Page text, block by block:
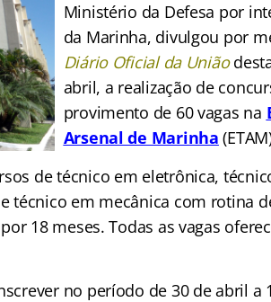
Ministério da Defesa por
da Marinha, divulgou por
Diário Oficial da União
abril, a realização de
provimento de 60 vagas na
Arsenal de Marinha
de técnico em eletrônica,
técnico em mecânica com rotina
18 meses. Todas as vagas
no período de 30 de abril a